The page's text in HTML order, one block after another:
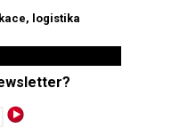
logistika